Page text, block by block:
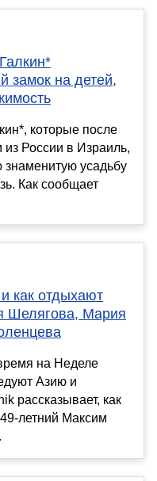
замок на детей,
которые после
России в Израиль,
знаменитую усадьбу
Как сообщает
как отдыхают
Шелягова, Мария
на Неделе
Азию и
рассказывает, как
летний Максим